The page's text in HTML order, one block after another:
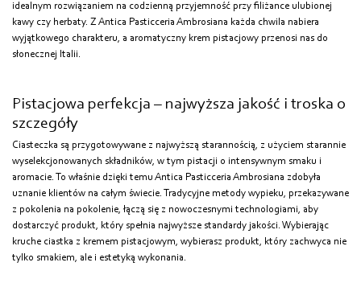
idealnym rozwiązaniem na codzienną przyjemność przy filiżance ulubionej
kawy czy herbaty. Z Antica Pasticceria Ambrosiana każda chwila nabiera
wyjątkowego charakteru, a aromatyczny krem pistacjowy przenosi nas do
słonecznej Italii.
Pistacjowa perfekcja – najwyższa jakość i troska o
szczegóły
Ciasteczka są przygotowywane z najwyższą starannością, z użyciem starannie
wyselekcjonowanych składników, w tym pistacji o intensywnym smaku i
aromacie. To właśnie dzięki temu Antica Pasticceria Ambrosiana zdobyła
uznanie klientów na całym świecie. Tradycyjne metody wypieku, przekazywane
z pokolenia na pokolenie, łączą się z nowoczesnymi technologiami, aby
dostarczyć produkt, który spełnia najwyższe standardy jakości. Wybierając
kruche ciastka z kremem pistacjowym, wybierasz produkt, który zachwyca nie
tylko smakiem, ale i estetyką wykonania.